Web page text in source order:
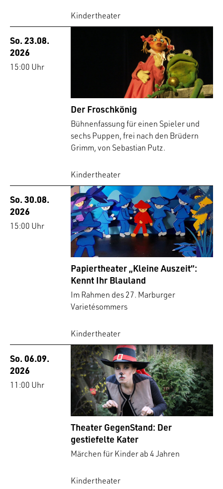
Kindertheater
So. 23.08.
2026
15:00 Uhr
Der Froschkönig
Bühnenfassung für einen Spieler und
sechs Puppen, frei nach den Brüdern
Grimm, von Sebastian Putz.
Kindertheater
So. 30.08.
2026
15:00 Uhr
Papiertheater „Kleine Auszeit“:
Kennt Ihr Blauland
Im Rahmen des 27. Marburger
Varietésommers
Kindertheater
So. 06.09.
2026
11:00 Uhr
Theater GegenStand: Der
gestiefelte Kater
Märchen für Kinder ab 4 Jahren
Kindertheater